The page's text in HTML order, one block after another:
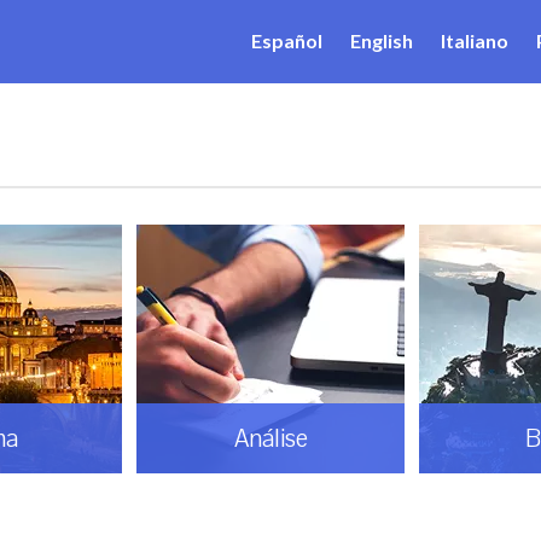
Español English Italiano
Análise